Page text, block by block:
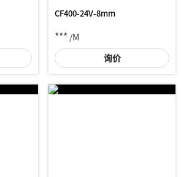
CF400-24V-8mm
*** /M
询价